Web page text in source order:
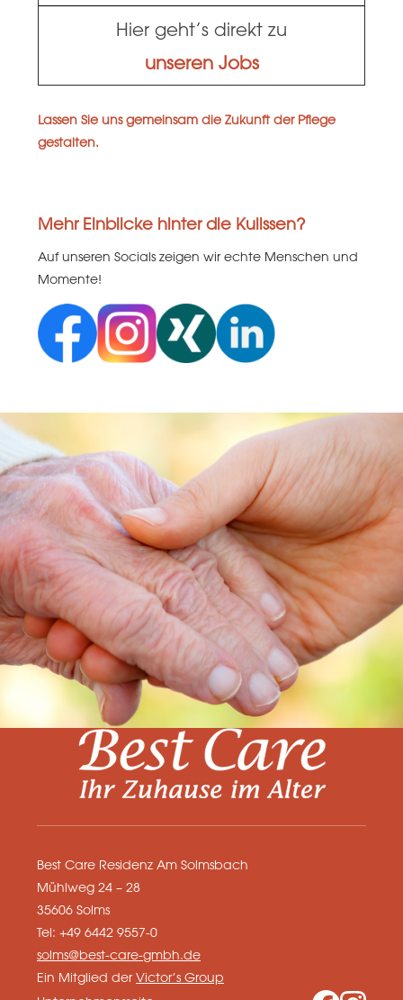
Hier geht’s direkt zu
unseren Jobs
Lassen Sie uns gemeinsam die Zukunft der Pflege
gestalten.
Mehr Einblicke hinter die Kulissen?
Auf unseren Socials zeigen wir echte Menschen und
Momente!
Best Care Residenz Am Solmsbach
Mühlweg 24 – 28
35606 Solms
Tel: +49 6442 9557-0
solms@best-care-gmbh.de
Ein Mitglied der Victor’s Group